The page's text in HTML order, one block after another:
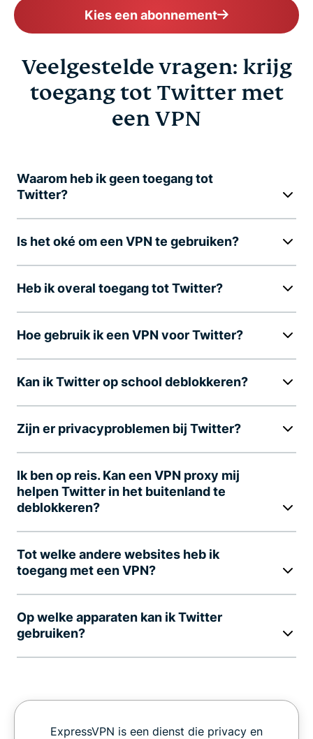
Kies een abonnement
Veelgestelde vragen: krijg
toegang tot Twitter met
een VPN
Waarom heb ik geen toegang tot
Twitter?
Is het oké om een VPN te gebruiken?
Heb ik overal toegang tot Twitter?
Hoe gebruik ik een VPN voor Twitter?
Kan ik Twitter op school deblokkeren?
Zijn er privacyproblemen bij Twitter?
Ik ben op reis. Kan een VPN proxy mij
helpen Twitter in het buitenland te
deblokkeren?
Tot welke andere websites heb ik
toegang met een VPN?
Op welke apparaten kan ik Twitter
gebruiken?
ExpressVPN is een dienst die privacy en